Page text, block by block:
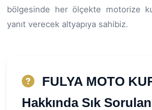
bölgesinde her ölçekte motorize
yanıt verecek altyapıya sahibiz.
FULYA MOTO
Hakkında Sık